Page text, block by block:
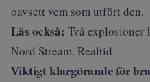
oavsett vem som utfört den.
Läs också: Två explosioner
Nord Stream. Realtid
Viktigt klargörande för